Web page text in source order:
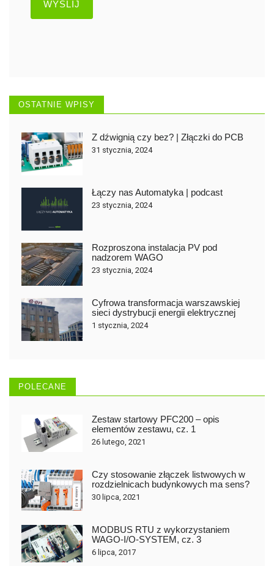
OSTATNIE WPISY
Z dźwignią czy bez? | Złączki do PCB
31 stycznia, 2024
Łączy nas Automatyka | podcast
23 stycznia, 2024
Rozproszona instalacja PV pod
nadzorem WAGO
23 stycznia, 2024
Cyfrowa transformacja warszawskiej
sieci dystrybucji energii elektrycznej
1 stycznia, 2024
POLECANE
Zestaw startowy PFC200 – opis
elementów zestawu, cz. 1
26 lutego, 2021
Czy stosowanie złączek listwowych w
rozdzielnicach budynkowych ma sens?
30 lipca, 2021
MODBUS RTU z wykorzystaniem
WAGO-I/O-SYSTEM, cz. 3
6 lipca, 2017